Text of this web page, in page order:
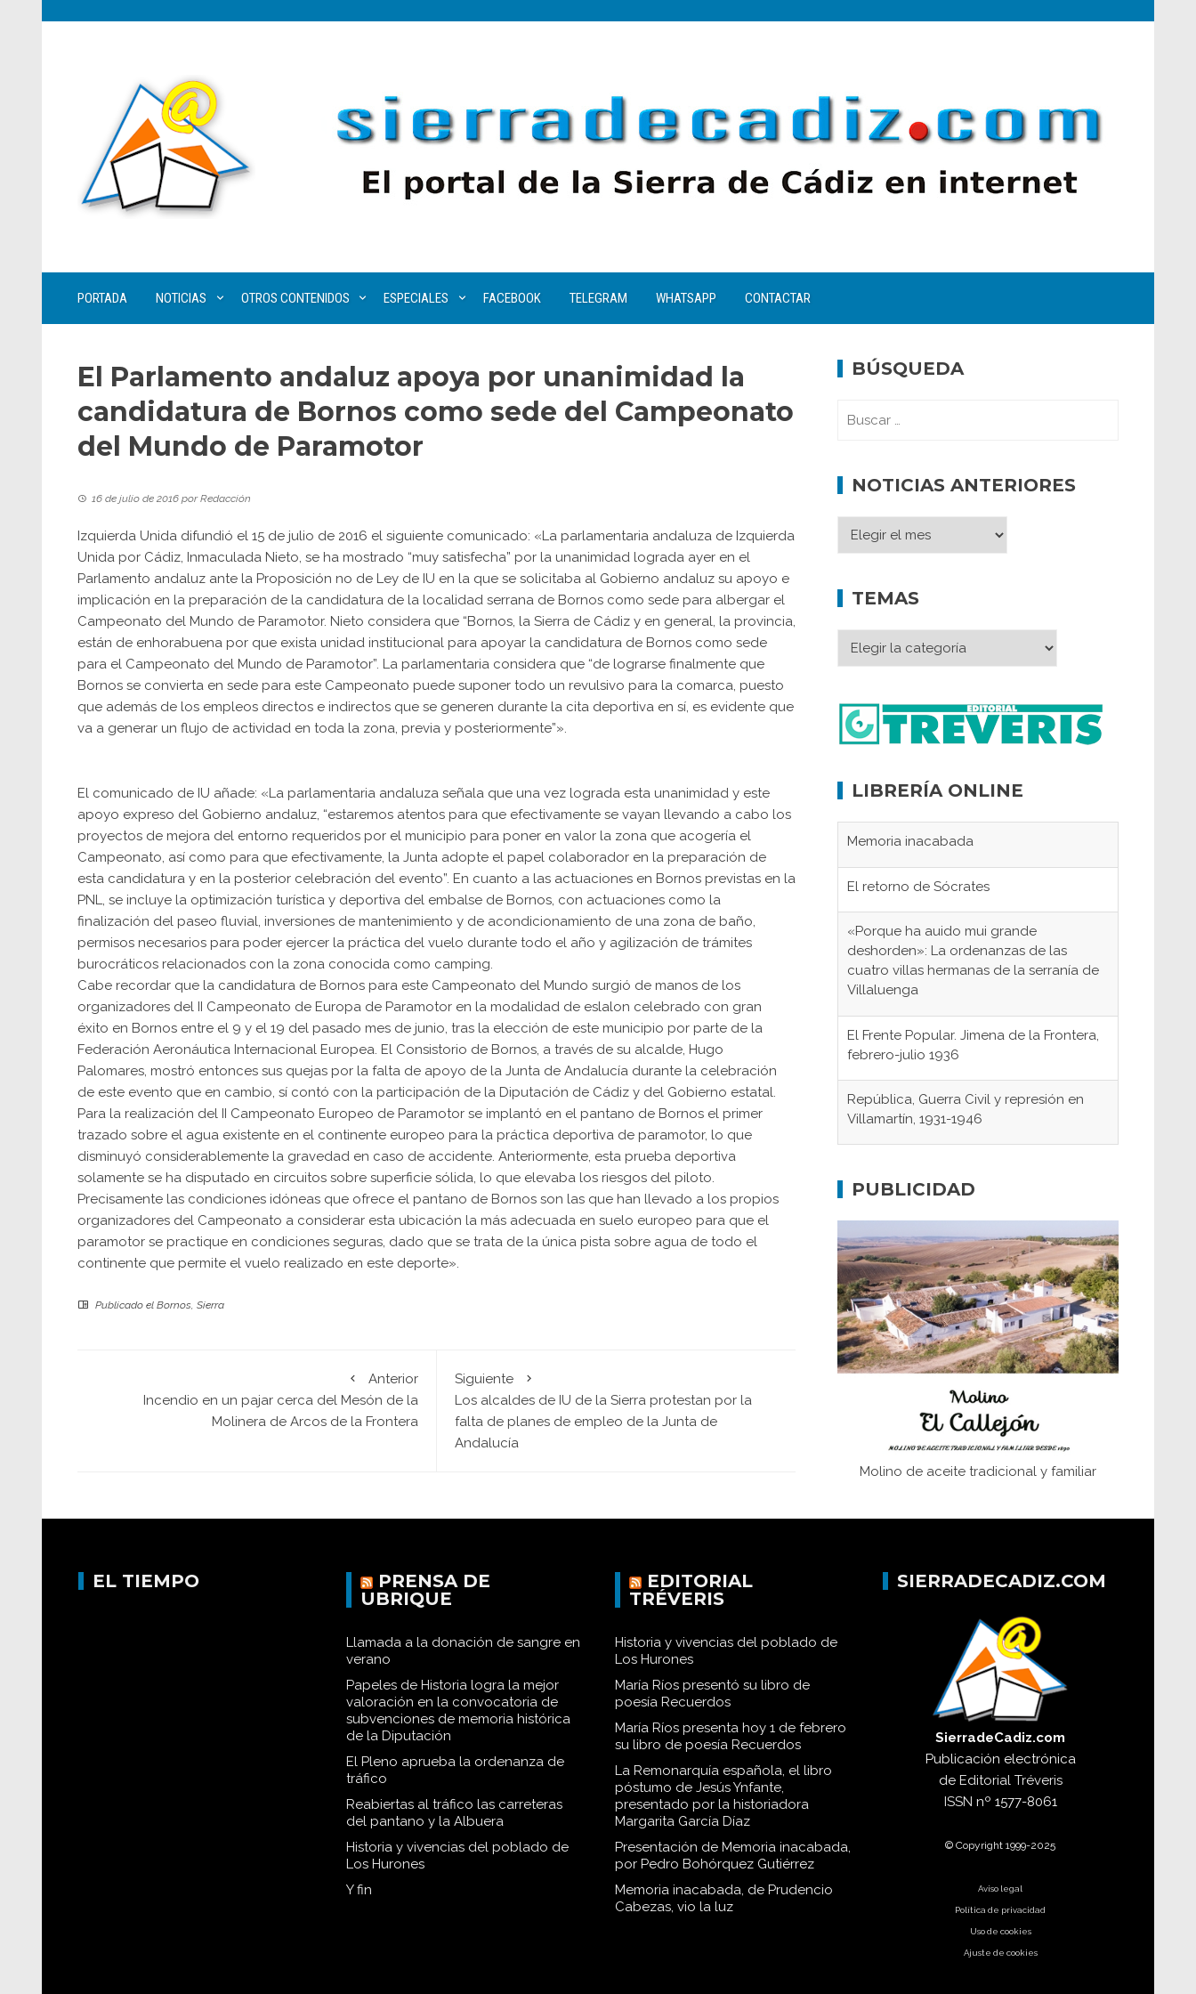
PORTADA NOTICIAS OTROS CONTENIDOS ESPECIALES FACEBOOK TELEGRAM WHATSAPP CONTACTAR
El Parlamento andaluz apoya por unanimidad la
candidatura de Bornos como sede del Campeonato
del Mundo de Paramotor
16 de julio de 2016 porRedacción
Izquierda Unida difundió el 15 de julio de 2016 el siguiente comunicado: «La parlamentaria andaluza de Izquierda
Unida por Cádiz, Inmaculada Nieto, se ha mostrado “muy satisfecha” por la unanimidad lograda ayer en el
Parlamento andaluz ante la Proposición no de Ley de IU en la que se solicitaba al Gobierno andaluz su apoyo e
implicación en la preparación de la candidatura de la localidad serrana de Bornos como sede para albergar el
Campeonato del Mundo de Paramotor. Nieto considera que “Bornos, la Sierra de Cádiz y en general, la provincia,
están de enhorabuena por que exista unidad institucional para apoyar la candidatura de Bornos como sede
para el Campeonato del Mundo de Paramotor”. La parlamentaria considera que “de lograrse finalmente que
Bornos se convierta en sede para este Campeonato puede suponer todo un revulsivo para la comarca, puesto
que además de los empleos directos e indirectos que se generen durante la cita deportiva en sí, es evidente que
va a generar un flujo de actividad en toda la zona, previa y posteriormente”».
El comunicado de IU añade: «La parlamentaria andaluza señala que una vez lograda esta unanimidad y este
apoyo expreso del Gobierno andaluz, “estaremos atentos para que efectivamente se vayan llevando a cabo los
proyectos de mejora del entorno requeridos por el municipio para poner en valor la zona que acogería el
Campeonato, así como para que efectivamente, la Junta adopte el papel colaborador en la preparación de
esta candidatura y en la posterior celebración del evento”. En cuanto a las actuaciones en Bornos previstas en la
PNL, se incluye la optimización turística y deportiva del embalse de Bornos, con actuaciones como la
finalización del paseo fluvial, inversiones de mantenimiento y de acondicionamiento de una zona de baño,
permisos necesarios para poder ejercer la práctica del vuelo durante todo el año y agilización de trámites
burocráticos relacionados con la zona conocida como camping.
Cabe recordar que la candidatura de Bornos para este Campeonato del Mundo surgió de manos de los
organizadores del II Campeonato de Europa de Paramotor en la modalidad de eslalon celebrado con gran
éxito en Bornos entre el 9 y el 19 del pasado mes de junio, tras la elección de este municipio por parte de la
Federación Aeronáutica Internacional Europea. El Consistorio de Bornos, a través de su alcalde, Hugo
Palomares, mostró entonces sus quejas por la falta de apoyo de la Junta de Andalucía durante la celebración
de este evento que en cambio, sí contó con la participación de la Diputación de Cádiz y del Gobierno estatal.
Para la realización del II Campeonato Europeo de Paramotor se implantó en el pantano de Bornos el primer
trazado sobre el agua existente en el continente europeo para la práctica deportiva de paramotor, lo que
disminuyó considerablemente la gravedad en caso de accidente. Anteriormente, esta prueba deportiva
solamente se ha disputado en circuitos sobre superficie sólida, lo que elevaba los riesgos del piloto.
Precisamente las condiciones idóneas que ofrece el pantano de Bornos son las que han llevado a los propios
organizadores del Campeonato a considerar esta ubicación la más adecuada en suelo europeo para que el
paramotor se practique en condiciones seguras, dado que se trata de la única pista sobre agua de todo el
continente que permite el vuelo realizado en este deporte».
Publicado el Bornos, Sierra
Anterior
Incendio en un pajar cerca del Mesón de la
Molinera de Arcos de la Frontera
Siguiente
Los alcaldes de IU de la Sierra protestan por la
falta de planes de empleo de la Junta de
Andalucía
BÚSQUEDA
NOTICIAS ANTERIORES
TEMAS
LIBRERÍA ONLINE
Memoria inacabada
El retorno de Sócrates
«Porque ha auido mui grande
deshorden»: La ordenanzas de las
cuatro villas hermanas de la serranía de
Villaluenga
El Frente Popular. Jimena de la Frontera,
febrero-julio 1936
República, Guerra Civil y represión en
Villamartín, 1931-1946
concentración nazis
fundaciones de Bornos
El Frente Popular. Ubrique, febrero-julio
1936
Juntar las letras. La alfabetización en el
campo: del afán de saber a la
Historia y vivencias del poblado de Los
PUBLICIDAD
Molino de aceite tradicional y familiar
EL TIEMPO
PRENSA DE
UBRIQUE
Llamada a la donación de sangre en
verano
Papeles de Historia logra la mejor
valoración en la convocatoria de
subvenciones de memoria histórica
de la Diputación
El Pleno aprueba la ordenanza de
tráfico
Reabiertas al tráfico las carreteras
del pantano y la Albuera
Historia y vivencias del poblado de
Los Hurones
Y fin
EDITORIAL
TRÉVERIS
Historia y vivencias del poblado de
Los Hurones
María Ríos presentó su libro de
poesía Recuerdos
María Ríos presenta hoy 1 de febrero
su libro de poesía Recuerdos
La Remonarquía española, el libro
póstumo de Jesús Ynfante,
presentado por la historiadora
Margarita García Díaz
Presentación de Memoria inacabada,
por Pedro Bohórquez Gutiérrez
Memoria inacabada, de Prudencio
Cabezas, vio la luz
SIERRADECADIZ.COM
SierradeCadiz.com
Publicación electrónica
de Editorial Tréveris
ISSN nº 1577-8061
© Copyright 1999-2025
Aviso legal
Política de privacidad
Uso de cookies
Ajuste de cookies